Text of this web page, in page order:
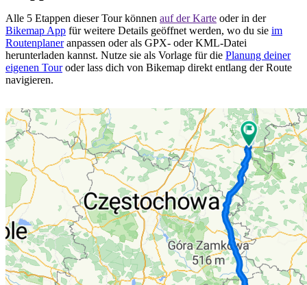
Alle 5 Etappen dieser Tour können auf der Karte oder in der
Bikemap App für weitere Details geöffnet werden, wo du sie im
Routenplaneranpassen oder als GPX- oder KML-Datei
herunterladen kannst. Nutze sie als Vorlage für die Planung deiner
eigenen Touroder lass dich von Bikemap direkt entlang der Route
navigieren.